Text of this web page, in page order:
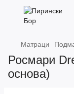
Матраци
Росмари
основа)